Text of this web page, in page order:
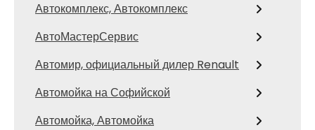
Автокомплекс, Автокомплекс
АвтоМастерСервис
Автомир, официальный дилер Renault
Автомойка на Софийской
Автомойка, Автомойка